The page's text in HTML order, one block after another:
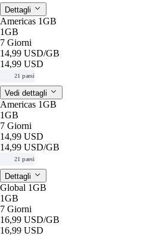
Dettagli
Americas 1GB
1GB
7 Giorni
14,99 USD/GB
14,99 USD
21 paesi
Vedi dettagli
Americas 1GB
1GB
7 Giorni
14,99 USD
14,99 USD/GB
21 paesi
Dettagli
Global 1GB
1GB
7 Giorni
16,99 USD/GB
16,99 USD